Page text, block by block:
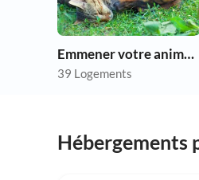
Emmener votre animal en vacances
39 Logements
Hébergements